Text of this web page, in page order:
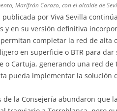
Marifrán Carazo, con el alcalde de
por Viva Sevilla
y en su versión definitiva
completar la red de alta
en superficie o BTR para
o Cartuja, generando una red
pueda implementar la solución
de la Consejería abundaron que